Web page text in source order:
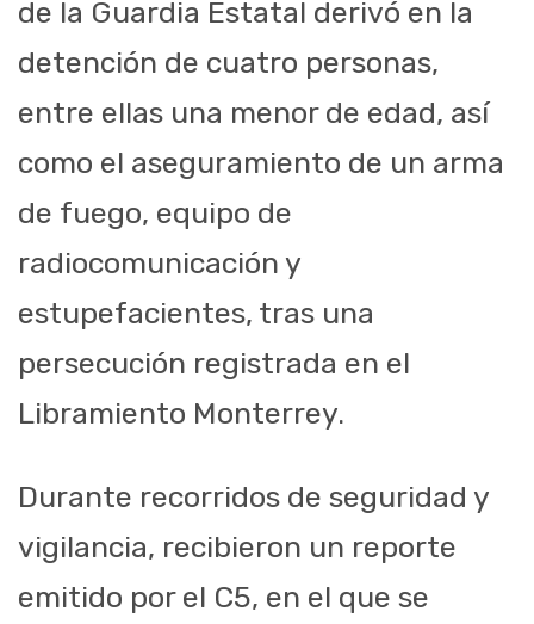
de la Guardia Estatal derivó en la
detención de cuatro personas,
entre ellas una menor de edad, así
como el aseguramiento de un arma
de fuego, equipo de
radiocomunicación y
estupefacientes, tras una
persecución registrada en el
Libramiento Monterrey.
Durante recorridos de seguridad y
vigilancia, recibieron un reporte
emitido por el C5, en el que se